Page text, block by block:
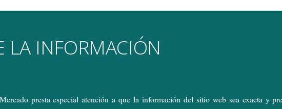
LA INFORMACIÓN
presta especial atención a que la información del sitio web sea exacta y